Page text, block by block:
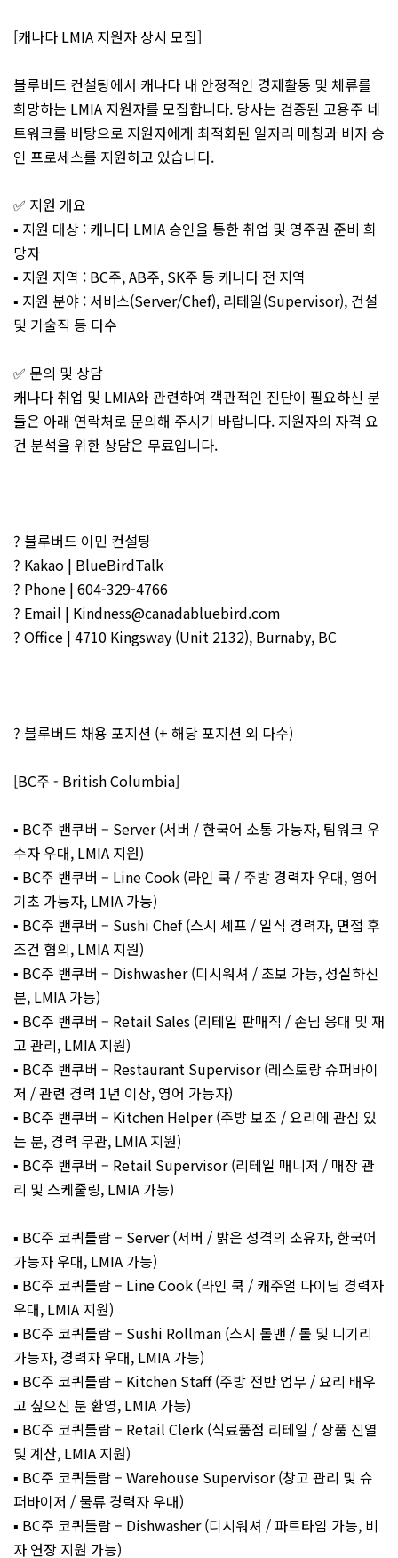
[캐나다 LMIA 지원자 상시 모집]
블루버드 컨설팅에서 캐나다 내 안정적인 경제활동 및 체류를
희망하는 LMIA 지원자를 모집합니다. 당사는 검증된 고용주 네
트워크를 바탕으로 지원자에게 최적화된 일자리 매칭과 비자 승
인 프로세스를 지원하고 있습니다.
✅ 지원 개요
▪️ 지원 대상 : 캐나다 LMIA 승인을 통한 취업 및 영주권 준비 희
망자
▪️ 지원 지역 : BC주, AB주, SK주 등 캐나다 전 지역
▪️ 지원 분야 : 서비스(Server/Chef), 리테일(Supervisor), 건설
및 기술직 등 다수
✅ 문의 및 상담
캐나다 취업 및 LMIA와 관련하여 객관적인 진단이 필요하신 분
들은 아래 연락처로 문의해 주시기 바랍니다. 지원자의 자격 요
건 분석을 위한 상담은 무료입니다.
? 블루버드 이민 컨설팅
? Kakao | BlueBirdTalk
? Phone | 604-329-4766
? Email | Kindness@canadabluebird.com
? Office | 4710 Kingsway (Unit 2132), Burnaby, BC
? 블루버드 채용 포지션 (+ 해당 포지션 외 다수)
[BC주 - British Columbia]
▪️ BC주 밴쿠버 – Server (서버 / 한국어 소통 가능자, 팀워크 우
수자 우대, LMIA 지원)
▪️ BC주 밴쿠버 – Line Cook (라인 쿡 / 주방 경력자 우대, 영어
기초 가능자, LMIA 가능)
▪️ BC주 밴쿠버 – Sushi Chef (스시 셰프 / 일식 경력자, 면접 후
조건 협의, LMIA 지원)
▪️ BC주 밴쿠버 – Dishwasher (디시워셔 / 초보 가능, 성실하신
분, LMIA 가능)
▪️ BC주 밴쿠버 – Retail Sales (리테일 판매직 / 손님 응대 및 재
고 관리, LMIA 지원)
▪️ BC주 밴쿠버 – Restaurant Supervisor (레스토랑 슈퍼바이
저 / 관련 경력 1년 이상, 영어 가능자)
▪️ BC주 밴쿠버 – Kitchen Helper (주방 보조 / 요리에 관심 있
는 분, 경력 무관, LMIA 지원)
▪️ BC주 밴쿠버 – Retail Supervisor (리테일 매니저 / 매장 관
리 및 스케줄링, LMIA 가능)
▪️ BC주 코퀴틀람 – Server (서버 / 밝은 성격의 소유자, 한국어
가능자 우대, LMIA 가능)
▪️ BC주 코퀴틀람 – Line Cook (라인 쿡 / 캐주얼 다이닝 경력자
우대, LMIA 지원)
▪️ BC주 코퀴틀람 – Sushi Rollman (스시 롤맨 / 롤 및 니기리
가능자, 경력자 우대, LMIA 가능)
▪️ BC주 코퀴틀람 – Kitchen Staff (주방 전반 업무 / 요리 배우
고 싶으신 분 환영, LMIA 가능)
▪️ BC주 코퀴틀람 – Retail Clerk (식료품점 리테일 / 상품 진열
및 계산, LMIA 지원)
▪️ BC주 코퀴틀람 – Warehouse Supervisor (창고 관리 및 슈
퍼바이저 / 물류 경력자 우대)
▪️ BC주 코퀴틀람 – Dishwasher (디시워셔 / 파트타임 가능, 비
자 연장 지원 가능)